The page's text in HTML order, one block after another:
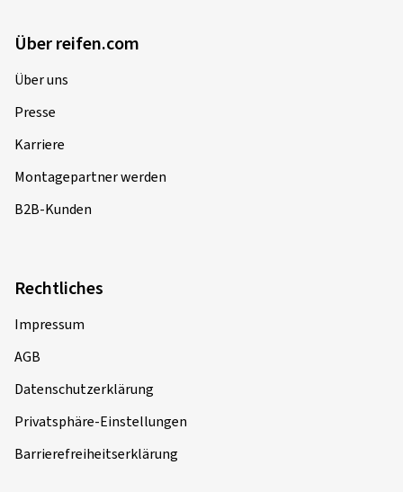
Über reifen.com
Über uns
Presse
Karriere
Montagepartner werden
B2B-Kunden
Rechtliches
Impressum
AGB
Datenschutzerklärung
Privatsphäre-Einstellungen
Barrierefreiheitserklärung